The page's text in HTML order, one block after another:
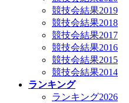
競技会結果2019
競技会結果2018
競技会結果2017
競技会結果2016
競技会結果2015
競技会結果2014
ランキング
ランキング2026